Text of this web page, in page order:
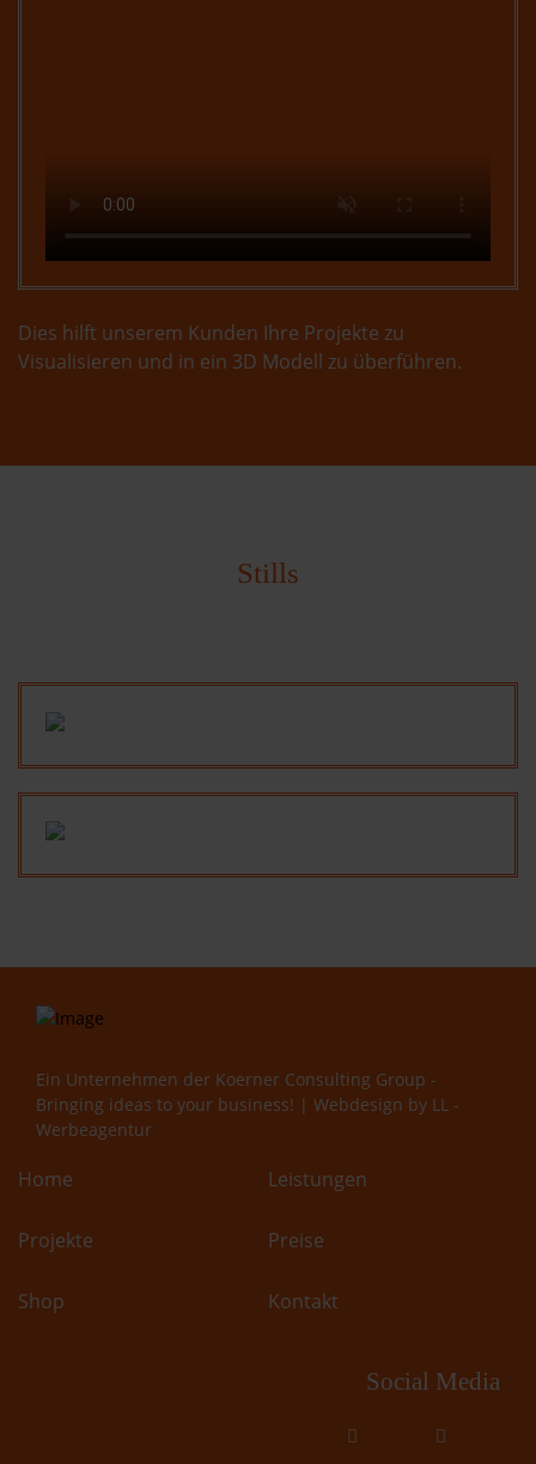
Dies hilft unserem Kunden Ihre Projekte zu
Visualisieren und in ein 3D Modell zu überführen.
Stills
Ein Unternehmen der Koerner Consulting Group -
Bringing ideas to your business! | Webdesign by LL -
Werbeagentur
Home Leistungen
Projekte Preise
Shop Kontakt
Social Media
fab